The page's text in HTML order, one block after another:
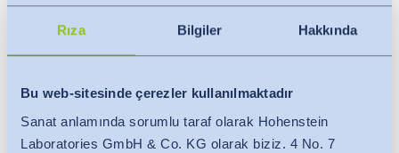
Rıza Bilgiler Hakkında
Bu web-sitesinde çerezler kullanılmaktadır
Sanat anlamında sorumlu taraf olarak Hohenstein
Laboratories GmbH & Co. KG olarak biziz. 4 No. 7
olarak belirlenir.
müsaade etmeyen üç boyutlu test numunelerinde
alternatif olarak alerjen içerik (major allergen Der p
1)oranı 6 hafta sonra belirlenir.